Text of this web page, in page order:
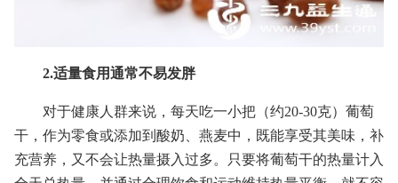
2.适量食用通常不易发胖
对于健康人群来说，每天吃一小把（约20-30克）葡萄
干，作为零食或添加到酸奶、燕麦中，既能享受其美味，补
充营养，又不会让热量摄入过多。只要将葡萄干的热量计入